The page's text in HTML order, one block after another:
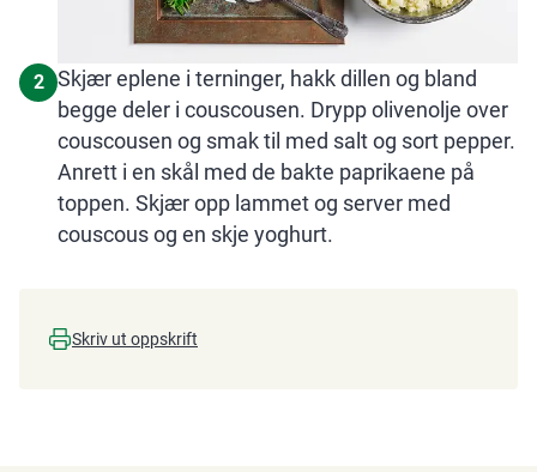
2
Skjær eplene i terninger, hakk dillen og bland
begge deler i couscousen. Drypp olivenolje over
couscousen og smak til med salt og sort pepper.
Anrett i en skål med de bakte paprikaene på
toppen. Skjær opp lammet og server med
couscous og en skje yoghurt.
Skriv ut oppskrift